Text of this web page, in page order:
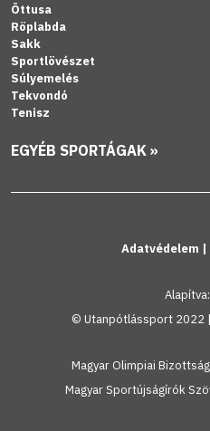
Öttusa
Röplabda
Sakk
Sportlövészet
Súlyemelés
Tekvondó
Tenisz
EGYÉB SPORTÁGAK »
Adatvédelem |
© Utanpótlássport 2022
Magyar Olimpiai
Magyar Sportújságírók